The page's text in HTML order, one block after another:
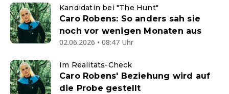
Kandidatin bei "The Hunt"
Caro Robens: So anders sah sie
noch vor wenigen Monaten aus
02.06.2026 • 08:47 Uhr
Im Realitäts-Check
Caro Robens' Beziehung wird auf
die Probe gestellt